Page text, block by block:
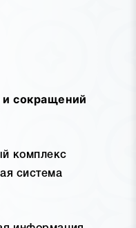
сокращений
комплекс
система